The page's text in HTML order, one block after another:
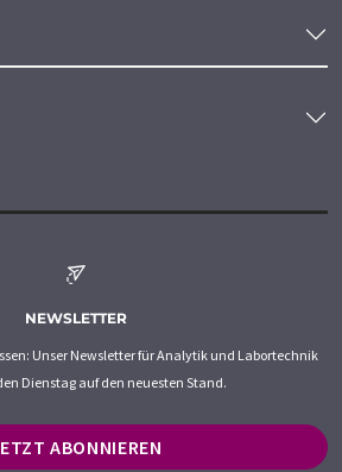
NEWSLETTER
Unser Newsletter für Analytik und Labortechnik
Dienstag auf den neuesten Stand.
ABONNIEREN